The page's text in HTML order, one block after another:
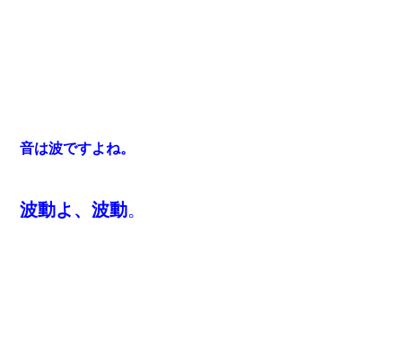
音は波ですよね。
波動よ、波動。